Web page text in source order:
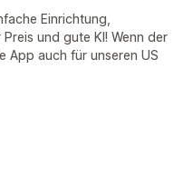
Einrichtung,
und gute KI! Wenn der
App auch für unseren US